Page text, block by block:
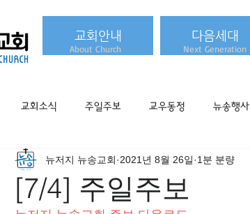
교회안내 다음세대
About Church Next Generation
교회소식 주일주보 교우동정 뉴송행사
[7/4] 주일주보
뉴저지 뉴송교회 2021년 8월 26일 1분 분량